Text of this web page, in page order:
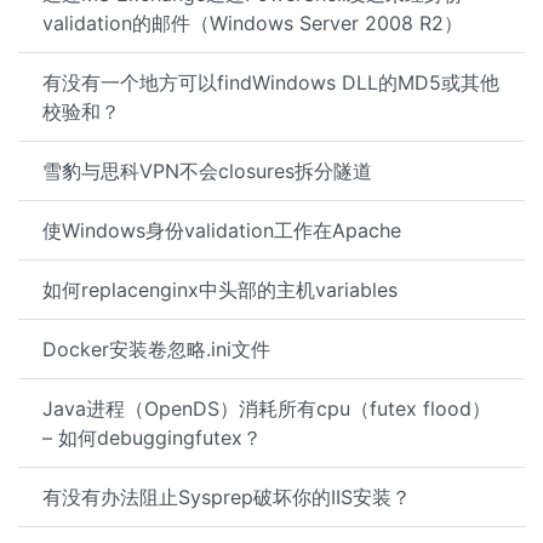
validation的邮件（Windows Server 2008 R2）
有没有一个地方可以findWindows DLL的MD5或其他
校验和？
雪豹与思科VPN不会closures拆分隧道
使Windows身份validation工作在Apache
如何replacenginx中头部的主机variables
Docker安装卷忽略.ini文件
Java进程（OpenDS）消耗所有cpu（futex flood）
– 如何debuggingfutex？
有没有办法阻止Sysprep破坏你的IIS安装？